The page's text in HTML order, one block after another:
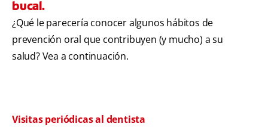
bucal.
¿Qué le parecería conocer algunos hábitos de
prevención oral que contribuyen (y mucho) a su
salud? Vea a continuación.
Visitas periódicas al dentista